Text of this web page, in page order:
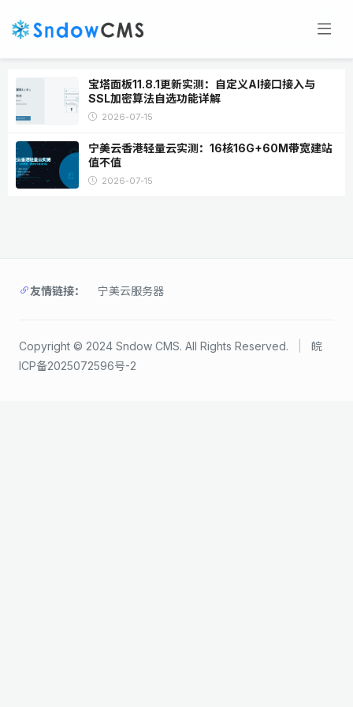
宝塔面板11.8.1更新实测：自定义AI接口接入与
SSL加密算法自选功能详解
2026-07-15
宁美云香港轻量云实测：16核16G+60M带宽建站
值不值
2026-07-15
友情链接： 宁美云服务器
Copyright © 2024 Sndow CMS. All Rights Reserved.
皖
ICP备2025072596号-2